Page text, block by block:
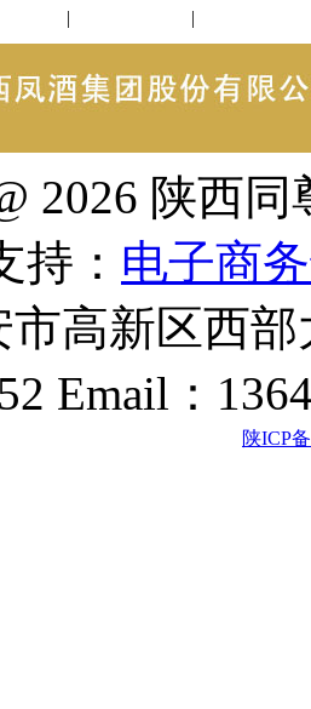
| |
2026 陕西
持： 电子商
高新区西
Email：
陕ICP